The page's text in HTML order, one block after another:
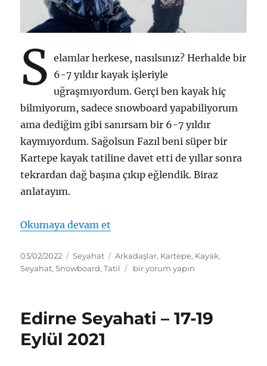
S elamlar herkese, nasılsınız? Herhalde bir
6-7 yıldır kayak işleriyle
uğraşmıyordum. Gerçi ben kayak hiç
bilmiyorum, sadece snowboard yapabiliyorum
ama dediğim gibi sanırsam bir 6-7 yıldır
kaymıyordum. Sağolsun Fazıl beni süper bir
Kartepe kayak tatiline davet etti de yıllar sonra
tekrardan dağ başına çıkıp eğlendik. Biraz
anlatayım.
Okumaya devam et
Yayın
tarihi
03/02/2022 Kategoriler
Seyahat Etiketler
Arkadaşlar, Kartepe, Kayak,
Seyahat,Snowboard,Tatil
Kartepe
30
bir yorum yapın
Edirne Seyahati – 17-19
Eylül 2021